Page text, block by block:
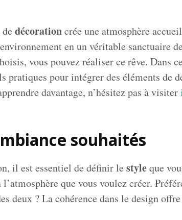
décorationcrée une atmosphère
en un véritable sanctuaire
vous pouvez réaliser ce rêve. Dans
pratiques pour intégrer des éléments de
davantage, n’hésitez pas à visiter
souhaités
il est essentiel de définir le styleque
que vous voulez créer.
deux ? La cohérence dans le design